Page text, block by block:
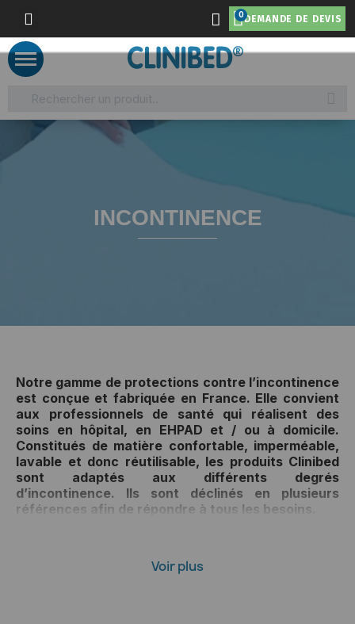
DEMANDE DE DEVIS
INCONTINENCE
Notre gamme de protections contre l’incontinence
est conçue et fabriquée en France. Elle convient
aux professionnels de santé qui réalisent des
soins en hôpital, en EHPAD et / ou à domicile.
Constitués de matière confortable, imperméable,
lavable et donc réutilisable, les produits Clinibed
sont adaptés aux différents degrés
d’incontinence. Ils sont déclinés en plusieurs
références afin de répondre à tous les besoins.
Voir plus